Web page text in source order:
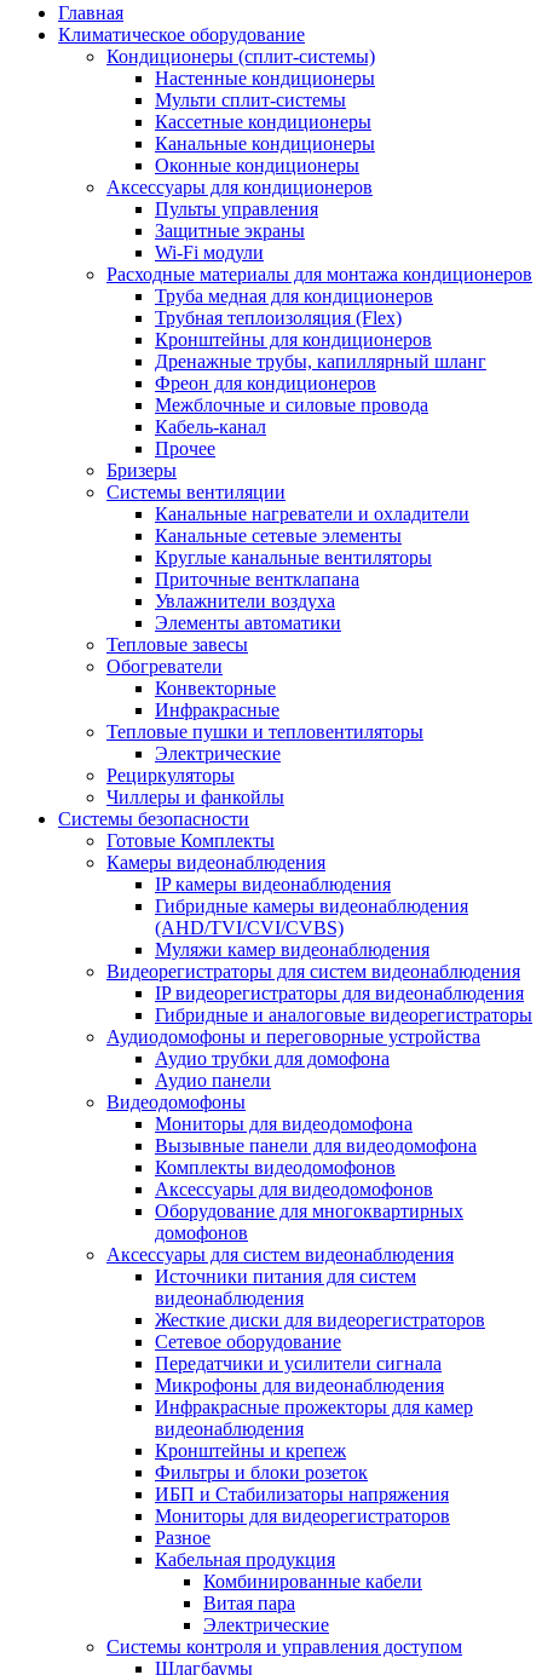
Главная
Климатическое оборудование
Кондиционеры (сплит-системы)
Настенные кондиционеры
Мульти сплит-системы
Кассетные кондиционеры
Канальные кондиционеры
Оконные кондиционеры
Аксессуары для кондиционеров
Пульты управления
Защитные экраны
Wi-Fi модули
Расходные материалы для монтажа кондиционеров
Труба медная для кондиционеров
Трубная теплоизоляция (Flex)
Кронштейны для кондиционеров
Дренажные трубы, капиллярный шланг
Фреон для кондиционеров
Межблочные и силовые провода
Кабель-канал
Прочее
Бризеры
Системы вентиляции
Канальные нагреватели и охладители
Канальные сетевые элементы
Круглые канальные вентиляторы
Приточные вентклапана
Увлажнители воздуха
Элементы автоматики
Тепловые завесы
Обогреватели
Конвекторные
Инфракрасные
Тепловые пушки и тепловентиляторы
Электрические
Рециркуляторы
Чиллеры и фанкойлы
Системы безопасности
Готовые Комплекты
Камеры видеонаблюдения
IP камеры видеонаблюдения
Гибридные камеры видеонаблюдения
(AHD/TVI/CVI/CVBS)
Муляжи камер видеонаблюдения
Видеорегистраторы для систем видеонаблюдения
IP видеорегистраторы для видеонаблюдения
Гибридные и аналоговые видеорегистраторы
Аудиодомофоны и переговорные устройства
Аудио трубки для домофона
Аудио панели
Видеодомофоны
Мониторы для видеодомофона
Вызывные панели для видеодомофона
Комплекты видеодомофонов
Аксессуары для видеодомофонов
Оборудование для многоквартирных
домофонов
Аксессуары для систем видеонаблюдения
Источники питания для систем
видеонаблюдения
Жесткие диски для видеорегистраторов
Сетевое оборудование
Передатчики и усилители сигнала
Микрофоны для видеонаблюдения
Инфракрасные прожекторы для камер
видеонаблюдения
Кронштейны и крепеж
Фильтры и блоки розеток
ИБП и Стабилизаторы напряжения
Мониторы для видеорегистраторов
Разное
Кабельная продукция
Комбинированные кабели
Витая пара
Электрические
Системы контроля и управления доступом
Шлагбаумы